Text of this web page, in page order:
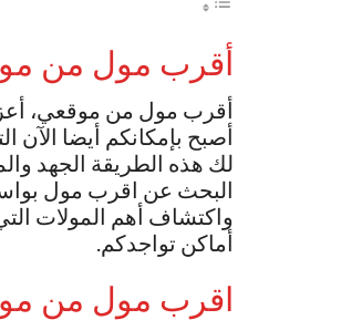
أقرب مول من
أقرب مول من موقعي،
أصبح بإمكانكم أيضا
لك هذه الطريقة الجهد
البحث عن اقرب مول
واكتشاف أهم المولات
أماكن تواجدكم.
اقرب مول من